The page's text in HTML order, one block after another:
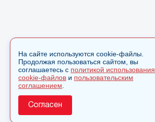
На сайте используются cookie-файлы.
Продолжая пользоваться сайтом, вы
соглашаетесь с политикой использования
cookie-файлов и пользовательским
соглашением
Согласен